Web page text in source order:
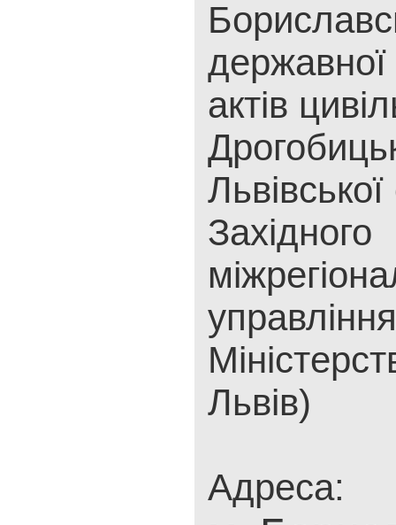
державної
актів
Західного
управління
Львів)
Адреса: